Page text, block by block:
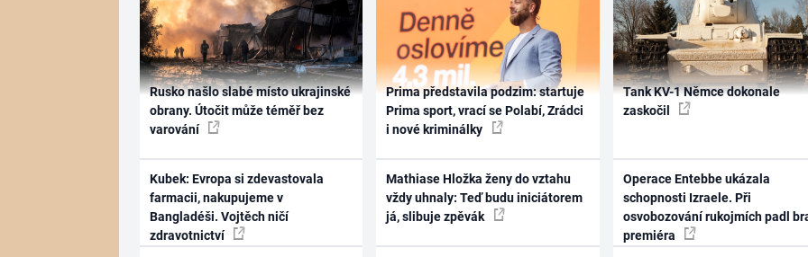
Rusko našlo slabé místo ukrajinské
obrany. Útočit může téměř bez
varování
Kubek: Evropa si zdevastovala
farmacii, nakupujeme v
Bangladéši. Vojtěch ničí
zdravotnictví
Prima představila podzim: startuje
Prima sport, vrací se Polabí, Zrádci
i nové kriminálky
Mathiase Hložka ženy do vztahu
vždy uhnaly: Teď budu iniciátorem
já, slibuje zpěvák
Tank KV-1 Němce dokonale
zaskočil
Operace Entebbe ukázala
schopnosti Izraele. Při
osvobozování rukojmích padl
premiéra